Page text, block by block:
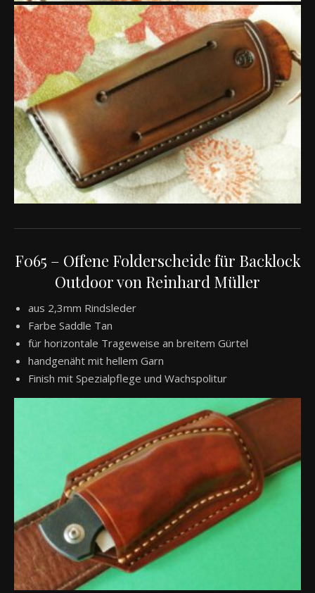
F065 – Offene Folderscheide für Backlock
Outdoor von Reinhard Müller
aus 2,3mm Rindsleder
Farbe Saddle Tan
für horizontale Trageweise an breitem Gürtel
handgenäht mit hellem Garn
Finish mit Spezialpflege und Wachspolitur